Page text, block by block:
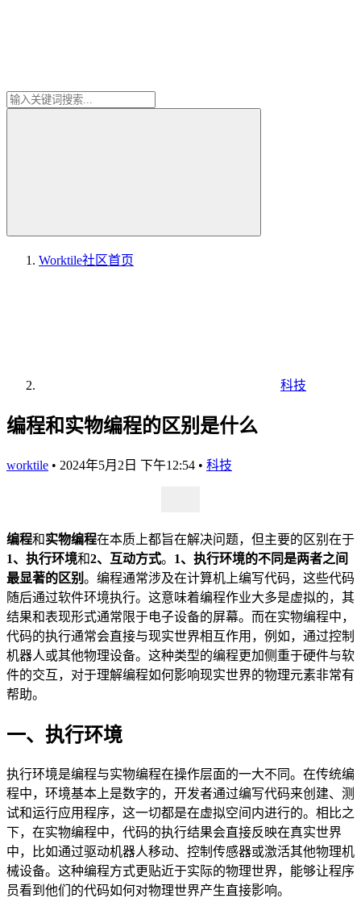
Worktile社区首页
科技
编程和实物编程的区别是什么
worktile • 2024年5月2日 下午12:54 • 科技
编程和实物编程在本质上都旨在解决问题，但主要的区别在于
1、执行环境和2、互动方式。 1、执行环境的不同是两者之间
最显著的区别 。编程通常涉及在计算机上编写代码，这些代码
随后通过软件环境执行。这意味着编程作业大多是虚拟的，其
结果和表现形式通常限于电子设备的屏幕。而在实物编程中，
代码的执行通常会直接与现实世界相互作用，例如，通过控制
机器人或其他物理设备。这种类型的编程更加侧重于硬件与软
件的交互，对于理解编程如何影响现实世界的物理元素非常有
帮助。
一、执行环境
执行环境是编程与实物编程在操作层面的一大不同。在传统编
程中，环境基本上是数字的，开发者通过编写代码来创建、测
试和运行应用程序，这一切都是在虚拟空间内进行的。相比之
下，在实物编程中，代码的执行结果会直接反映在真实世界
中，比如通过驱动机器人移动、控制传感器或激活其他物理机
械设备。这种编程方式更贴近于实际的物理世界，能够让程序
员看到他们的代码如何对物理世界产生直接影响。